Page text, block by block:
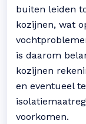
buiten leiden
kozijnen, wat
is daarom
kozijnen
en eventueel
voorkomen.